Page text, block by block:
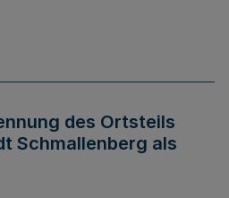
des Ortsteils
Schmallenberg als